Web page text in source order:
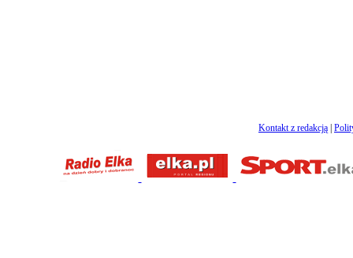
Kontakt z redakcją